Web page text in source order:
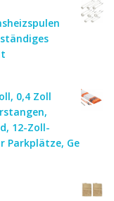
0,4 Zoll
12-Zoll-
Parkplätze, Ge